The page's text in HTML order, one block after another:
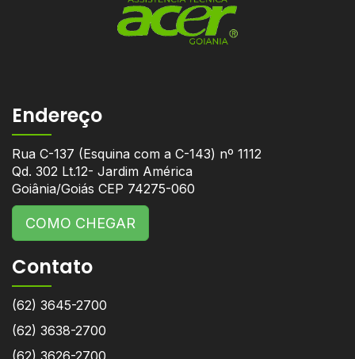
Endereço
Rua C-137 (Esquina com a C-143) nº 1112
Qd. 302 Lt.12- Jardim América
Goiânia/Goiás CEP 74275-060
COMO CHEGAR
Contato
(62) 3645-2700
(62) 3638-2700
(62) 3626-2700